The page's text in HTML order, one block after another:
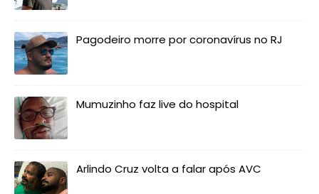
Pagodeiro morre por coronavírus no RJ
Mumuzinho faz live do hospital
Arlindo Cruz volta a falar após AVC